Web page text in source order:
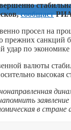
сообщаетРИА
просел на
санкций
удар по
валюты
высокая
в